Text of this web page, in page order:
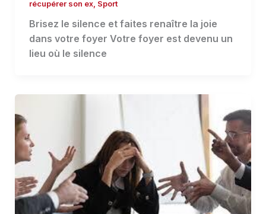
récupérer son ex, Sport
Brisez le silence et faites renaître la joie
dans votre foyer Votre foyer est devenu un
lieu où le silence